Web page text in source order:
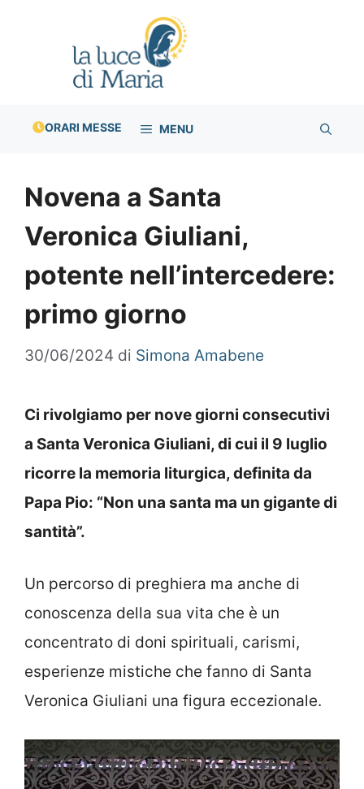
ORARI MESSE MENU
Novena a Santa
Veronica Giuliani,
potente nell’intercedere:
primo giorno
30/06/2024 di Simona Amabene
Ci rivolgiamo per nove giorni consecutivi
a Santa Veronica Giuliani, di cui il 9 luglio
ricorre la memoria liturgica, definita da
Papa Pio: “Non una santa ma un gigante di
santità”.
Un percorso di preghiera ma anche di
conoscenza della sua vita che è un
concentrato di doni spirituali, carismi,
esperienze mistiche che fanno di Santa
Veronica Giuliani una figura eccezionale.